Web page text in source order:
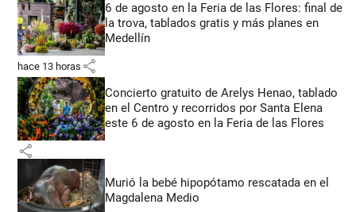
6 de agosto en la Feria de las Flores: final de
la trova, tablados gratis y más planes en
Medellín
hace 13 horas share
Concierto gratuito de Arelys Henao, tablado
en el Centro y recorridos por Santa Elena
este 6 de agosto en la Feria de las Flores
share
Murió la bebé hipopótamo rescatada en el
Magdalena Medio